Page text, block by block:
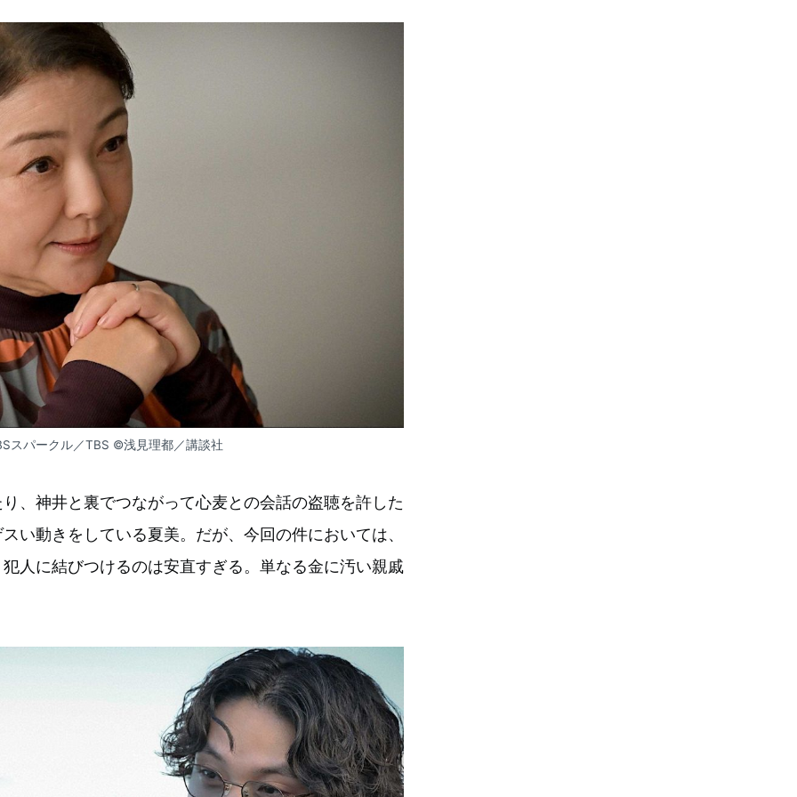
スパークル／TBS ©浅見理都／講談社
、神井と裏でつながって心麦との会話の盗聴を許した
い動きをしている夏美。だが、今回の件においては、
人に結びつけるのは安直すぎる。単なる金に汚い親戚